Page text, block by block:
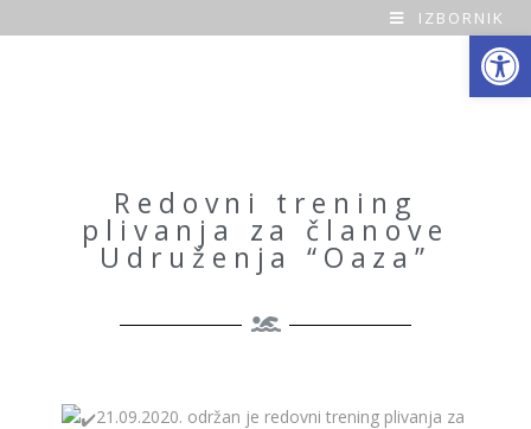
Open toolbar
O
IZBORNIK
Redovni trening
plivanja za članove
Udruženja “Oaza”
21.09.2020. održan je redovni trening plivanja za